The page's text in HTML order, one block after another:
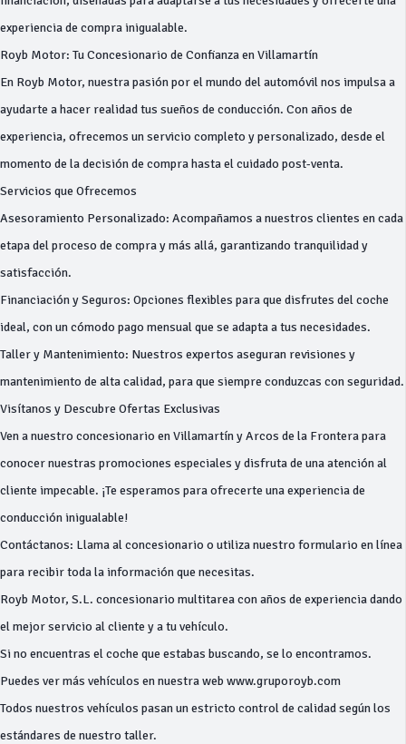
experiencia de compra inigualable.
Royb Motor: Tu Concesionario de Confianza en Villamartín
En Royb Motor, nuestra pasión por el mundo del automóvil nos impulsa a
ayudarte a hacer realidad tus sueños de conducción. Con años de
experiencia, ofrecemos un servicio completo y personalizado, desde el
momento de la decisión de compra hasta el cuidado post-venta.
Servicios que Ofrecemos
Asesoramiento Personalizado: Acompañamos a nuestros clientes en cada
etapa del proceso de compra y más allá, garantizando tranquilidad y
satisfacción.
Financiación y Seguros: Opciones flexibles para que disfrutes del coche
ideal, con un cómodo pago mensual que se adapta a tus necesidades.
Taller y Mantenimiento: Nuestros expertos aseguran revisiones y
mantenimiento de alta calidad, para que siempre conduzcas con seguridad.
Visítanos y Descubre Ofertas Exclusivas
Ven a nuestro concesionario en Villamartín y Arcos de la Frontera para
conocer nuestras promociones especiales y disfruta de una atención al
cliente impecable. ¡Te esperamos para ofrecerte una experiencia de
conducción inigualable!
Contáctanos: Llama al concesionario o utiliza nuestro formulario en línea
para recibir toda la información que necesitas.
Royb Motor, S.L. concesionario multitarea con años de experiencia dando
el mejor servicio al cliente y a tu vehículo.
Si no encuentras el coche que estabas buscando, se lo encontramos.
Puedes ver más vehículos en nuestra web www.gruporoyb.com
Todos nuestros vehículos pasan un estricto control de calidad según los
estándares de nuestro taller.